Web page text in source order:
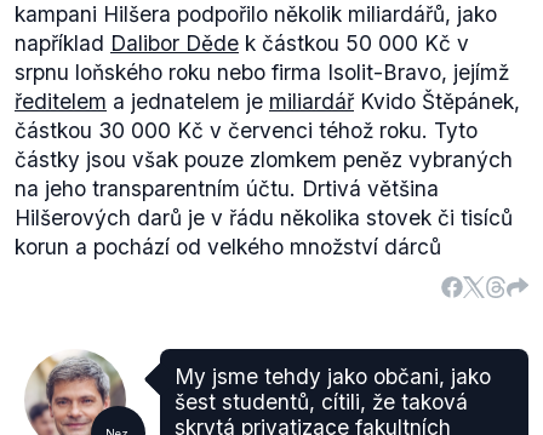
kampani Hilšera podpořilo několik miliardářů, jako
například Dalibor Děde k částkou 50 000 Kč v
srpnu loňského roku nebo firma Isolit-Bravo, jejímž
ředitelem a jednatelem je miliardář Kvido Štěpánek,
částkou 30 000 Kč v červenci téhož roku. Tyto
částky jsou však pouze zlomkem peněz vybraných
na jeho transparentním účtu. Drtivá většina
Hilšerových darů je v řádu několika stovek či tisíců
korun a pochází od velkého množství dárců
My jsme tehdy jako občani, jako
šest studentů, cítili, že taková
skrytá privatizace fakultních